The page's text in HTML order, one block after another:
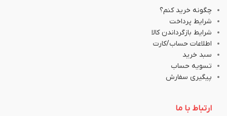
چگونه خرید کنم؟
شرایط پرداخت
شرایط بازگرداندن کالا
اطلاعات حساب/کارت
سبد خرید
تسویه حساب
پیگیری سفارش
ارتباط با ما